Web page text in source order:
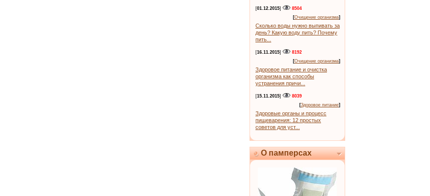
[01.12.2015]
8504
[Очищение организма]
Сколько воды нужно выпивать за
день? Какую воду пить? Почему
пить...
[16.11.2015]
8192
[Очищение организма]
Здоровое питание и очистка
организма как способы
устранения причи...
[15.11.2015]
8039
[Здоровое питание]
Здоровые органы и процесс
пищеварения: 12 простых
советов для уст...
О памперсах